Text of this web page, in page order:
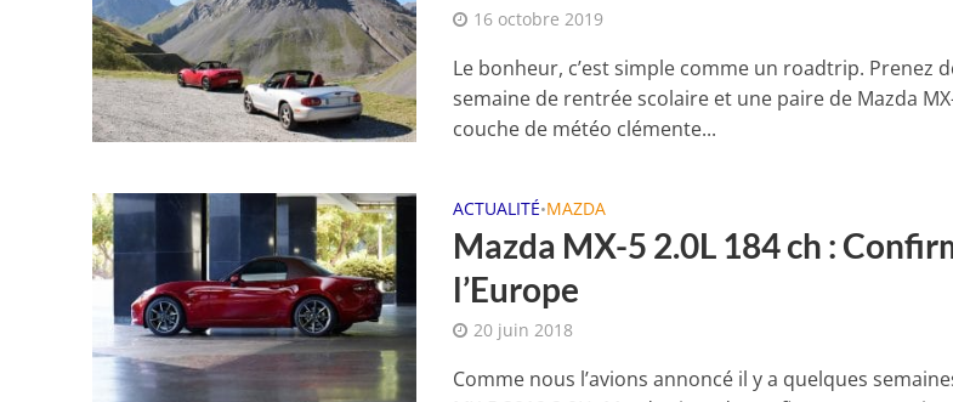
16 octobre 2019
Le bonheur, c’est simple comme un roadtrip. Prenez
semaine de rentrée scolaire et une paire de Mazda
couche de météo clémente...
ACTUALITÉ•MAZDA
Mazda MX-5 2.0L 184 ch :
l’Europe
20 juin 2018
Comme nous l’avions annoncé il y a quelques